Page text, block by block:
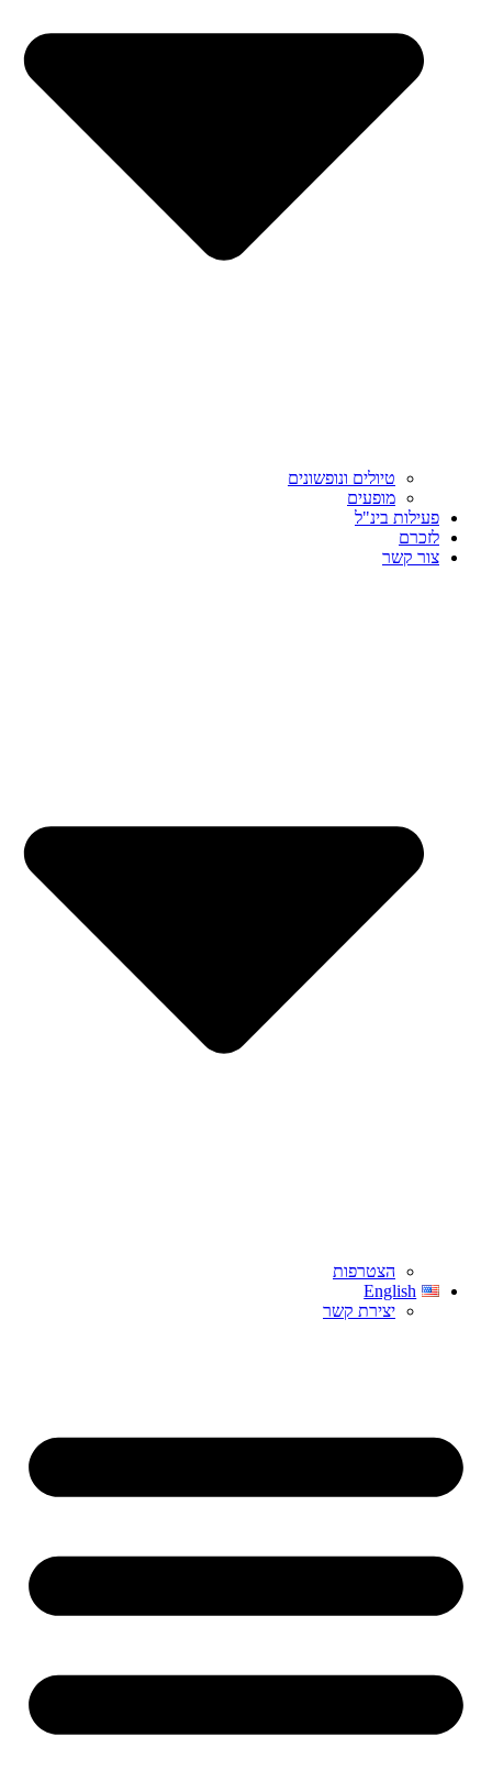
טיולים ונופשונים
מופעים
פעילות בינ"ל
לזכרם
צור קשר
הצטרפות
English
יצירת קשר